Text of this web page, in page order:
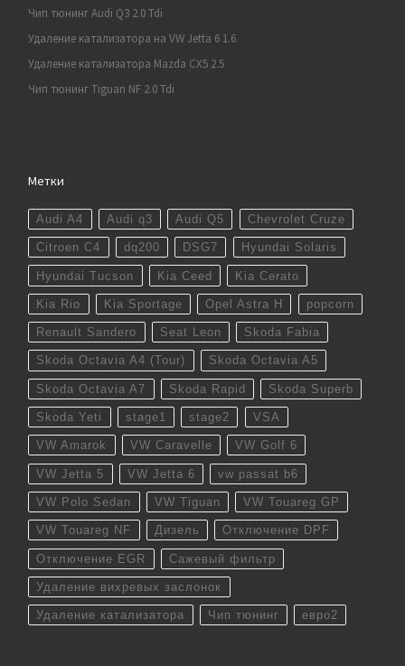
Чип тюнинг Audi Q3 2.0 Tdi
Удаление катализатора на VW Jetta 6 1.6
Удаление катализатора Mazda CX5 2.5
Чип тюнинг Tiguan NF 2.0 Tdi
Метки
Audi A4 Audi q3 Audi Q5 Chevrolet Cruze
Citroen C4 dq200 DSG7 Hyundai Solaris
Hyundai Tucson Kia Ceed Kia Cerato
Kia Rio Kia Sportage Opel Astra H popcorn
Renault Sandero Seat Leon Skoda Fabia
Skoda Octavia A4 (Tour) Skoda Octavia A5
Skoda Octavia A7 Skoda Rapid Skoda Superb
Skoda Yeti stage1 stage2 VSA
VW Amarok VW Caravelle VW Golf 6
VW Jetta 5 VW Jetta 6 vw passat b6
VW Polo Sedan VW Tiguan VW Touareg GP
VW Touareg NF Дизель Отключение DPF
Отключение EGR Сажевый фильтр
Удаление вихревых заслонок
Удаление катализатора Чип тюнинг евро2